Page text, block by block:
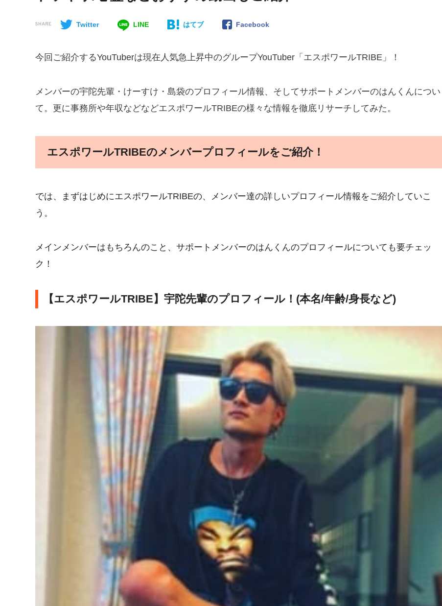
SHARE Twitter LINE はてブ Facebook
今回ご紹介するYouTuberは現在人気急上昇中のグループYouTuber「エスポワールTRIBE」！
メンバーの宇陀先輩・けーすけ・島袋のプロフィール情報、そしてサポートメンバーのはんくんについ
て。更に事務所や年収などなどエスポワールTRIBEの様々な情報を徹底リサーチしてみた。
エスポワールTRIBEのメンバープロフィールをご紹介！
では、まずはじめにエスポワールTRIBEの、メンバー達の詳しいプロフィール情報をご紹介していこ
う。
メインメンバーはもちろんのこと、サポートメンバーのはんくんのプロフィールについても要チェッ
ク！
【エスポワールTRIBE】宇陀先輩のプロフィール！(本名/年齢/身長など)